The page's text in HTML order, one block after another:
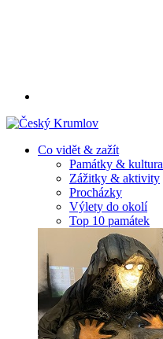
Co vidět & zažít
Památky & kultura
Zážitky & aktivity
Procházky
Výlety do okolí
Top 10 památek